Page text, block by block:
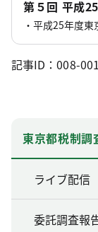
第５回 平成
・平成25年度
記事ID：008-
東京都税制調
ライブ配信
委託調査報